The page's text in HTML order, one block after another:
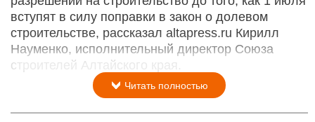
вступят в силу поправки в закон о долевом
строительстве, рассказал altapress.ru Кирилл
Науменко, исполнительный директор Союза
строителей Алтайского края.
Читать полностью